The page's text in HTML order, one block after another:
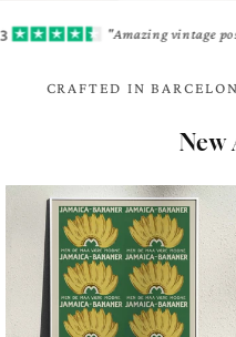
"Amazing vintage poster
CRAFTED IN
New